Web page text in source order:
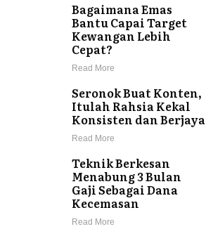
Bagaimana Emas
Bantu Capai Target
Kewangan Lebih
Cepat?
Read More
Seronok Buat Konten,
Itulah Rahsia Kekal
Konsisten dan Berjaya
Read More
Teknik Berkesan
Menabung 3 Bulan
Gaji Sebagai Dana
Kecemasan
Read More